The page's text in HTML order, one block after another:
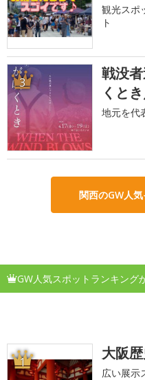
観光スポ
ト
3
戦没
くと
地元を代
関西のGW人
GW人気スポットランキング
1 大阪
広い展示